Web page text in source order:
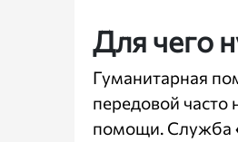
Для чего
Гуманитарная
передовой часто
помощи. Служба